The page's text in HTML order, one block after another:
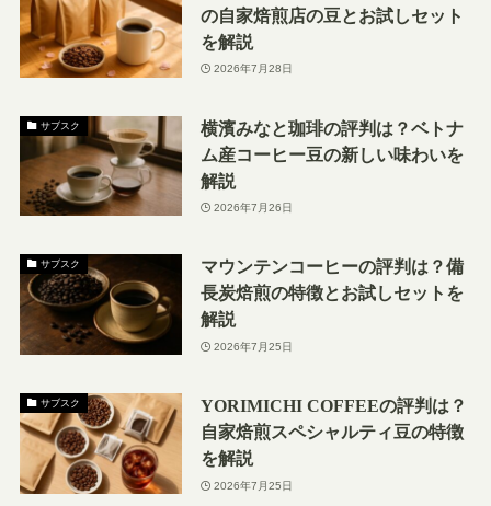
の自家焙煎店の豆とお試しセット
を解説
2026年7月28日
サブスク
横濱みなと珈琲の評判は？ベトナ
ム産コーヒー豆の新しい味わいを
解説
2026年7月26日
サブスク
マウンテンコーヒーの評判は？備
長炭焙煎の特徴とお試しセットを
解説
2026年7月25日
サブスク
YORIMICHI COFFEEの評判は？
自家焙煎スペシャルティ豆の特徴
を解説
2026年7月25日